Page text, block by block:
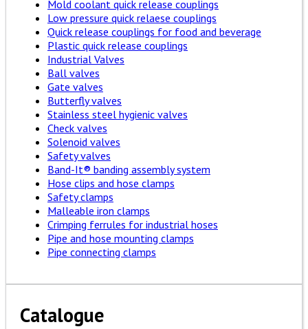
Mold coolant quick release couplings
Low pressure quick relaese couplings
Quick release couplings for food and beverage
Plastic quick release couplings
Industrial Valves
Ball valves
Gate valves
Butterfly valves
Stainless steel hygienic valves
Check valves
Solenoid valves
Safety valves
Band-It® banding assembly system
Hose clips and hose clamps
Safety clamps
Malleable iron clamps
Crimping ferrules for industrial hoses
Pipe and hose mounting clamps
Pipe connecting clamps
Catalogue